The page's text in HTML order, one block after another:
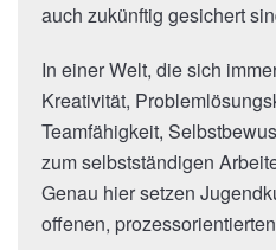
auch zukünftig gesichert
In einer Welt, die sich
Kreativität,
Teamfähigkeit,
zum selbstständigen
Genau hier setzen
offenen,